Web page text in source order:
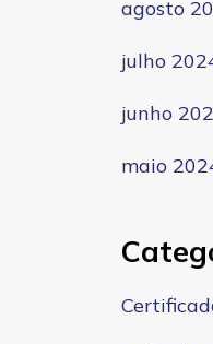
agosto
julho
junho
maio